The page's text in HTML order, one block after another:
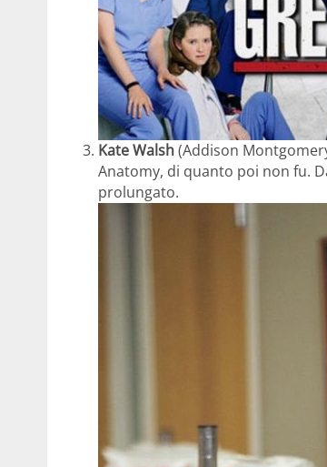
Kate Walsh(Addison
Anatomy, di quanto poi non fu.
prolungato.